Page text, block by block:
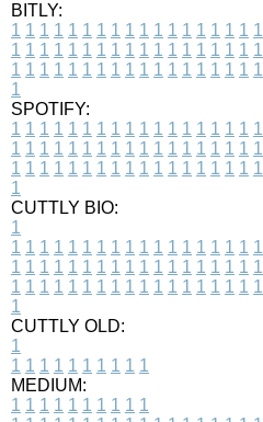
BITLY:
1 1 1 1 1 1 1 1 1 1 1 1 1 1 1 1 1 1
1 1 1 1 1 1 1 1 1 1 1 1 1 1 1 1 1 1
1 1 1 1 1 1 1 1 1 1 1 1 1 1 1 1 1 1
1
SPOTIFY:
1 1 1 1 1 1 1 1 1 1 1 1 1 1 1 1 1 1
1 1 1 1 1 1 1 1 1 1 1 1 1 1 1 1 1 1
1 1 1 1 1 1 1 1 1 1 1 1 1 1 1 1 1 1
1
CUTTLY BIO:
1
1 1 1 1 1 1 1 1 1 1 1 1 1 1 1 1 1 1
1 1 1 1 1 1 1 1 1 1 1 1 1 1 1 1 1 1
1 1 1 1 1 1 1 1 1 1 1 1 1 1 1 1 1 1
1
CUTTLY OLD:
1
1 1 1 1 1 1 1 1 1 1
MEDIUM:
1 1 1 1 1 1 1 1 1 1